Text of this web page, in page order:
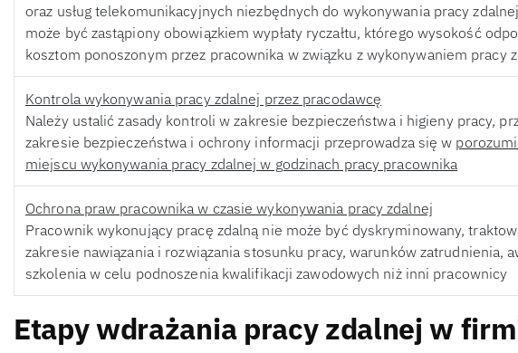
oraz usług telekomunikacyjnych niezbędnych do wykonywania pracy
może być zastąpiony obowiązkiem wypłaty ryczałtu, którego wysokość
kosztom ponoszonym przez pracownika w związku z wykonywaniem pracy
Kontrola wykonywania pracy zdalnej przez pracodawcę
Należy ustalić zasady kontroli w zakresie bezpieczeństwa i higieny pracy,
zakresie bezpieczeństwa i ochrony informacji przeprowadza się w
miejscu wykonywania pracy zdalnej w godzinach pracy pracownika
Ochrona praw pracownika w czasie wykonywania pracy zdalnej
Pracownik wykonujący pracę zdalną nie może być dyskryminowany,
zakresie nawiązania i rozwiązania stosunku pracy, warunków zatrudnienia,
szkolenia w celu podnoszenia kwalifikacji zawodowych niż inni pracownicy
Etapy wdrażania pracy zdalnej w